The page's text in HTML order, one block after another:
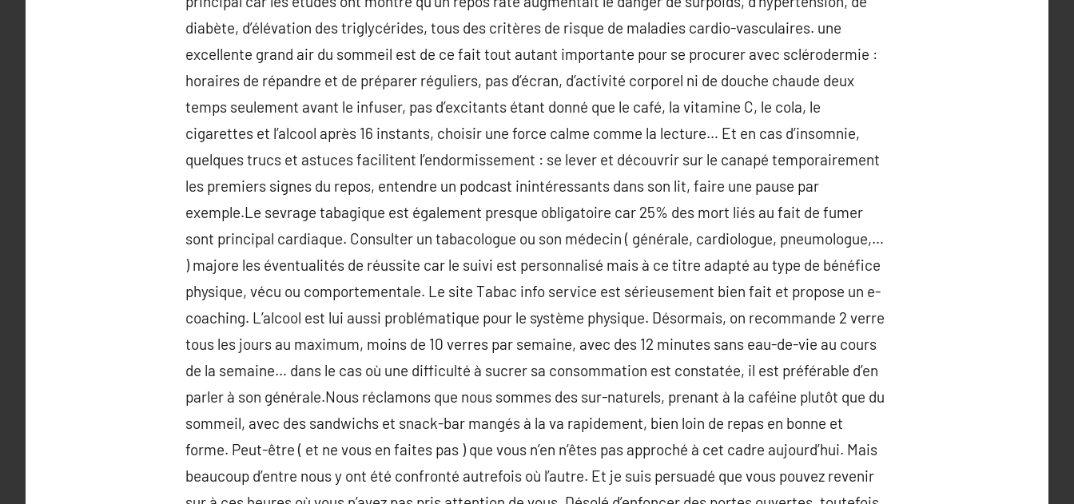
diabète, d’élévation des triglycérides, tous des critères de risque de maladies cardio-vasculaires. une
excellente grand air du sommeil est de ce fait tout autant importante pour se procurer avec sclérodermie :
horaires de répandre et de préparer réguliers, pas d’écran, d’activité corporel ni de douche chaude deux
temps seulement avant le infuser, pas d’excitants étant donné que le café, la vitamine C, le cola, le
cigarettes et l’alcool après 16 instants, choisir une force calme comme la lecture… Et en cas d’insomnie,
quelques trucs et astuces facilitent l’endormissement : se lever et découvrir sur le canapé temporairement
les premiers signes du repos, entendre un podcast inintéressants dans son lit, faire une pause par
exemple.Le sevrage tabagique est également presque obligatoire car 25% des mort liés au fait de fumer
sont principal cardiaque. Consulter un tabacologue ou son médecin ( générale, cardiologue, pneumologue,…
) majore les éventualités de réussite car le suivi est personnalisé mais à ce titre adapté au type de bénéfice
physique, vécu ou comportementale. Le site Tabac info service est sérieusement bien fait et propose un e-
coaching. L’alcool est lui aussi problématique pour le système physique. Désormais, on recommande 2 verre
tous les jours au maximum, moins de 10 verres par semaine, avec des 12 minutes sans eau-de-vie au cours
de la semaine… dans le cas où une difficulté à sucrer sa consommation est constatée, il est préférable d’en
parler à son générale.Nous réclamons que nous sommes des sur-naturels, prenant à la caféine plutôt que du
sommeil, avec des sandwichs et snack-bar mangés à la va rapidement, bien loin de repas en bonne et
forme. Peut-être ( et ne vous en faites pas ) que vous n’en n’êtes pas approché à cet cadre aujourd’hui. Mais
beaucoup d’entre nous y ont été confronté autrefois où l’autre. Et je suis persuadé que vous pouvez revenir